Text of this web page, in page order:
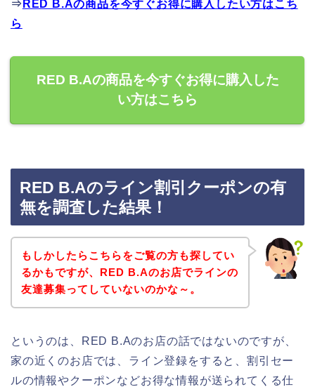
⇒ RED B.Aの商品を今すぐお得に購入したい方はこち
ら
RED B.Aの商品を今すぐお得に購入した
い方はこちら
RED B.Aのライン割引クーポンの有
無を調査した結果！
もしかしたらこちらをご覧の方も探してい
るかもですが、RED B.Aのお店でラインの
友達募集ってしていないのかな～。
というのは、RED B.Aのお店の話ではないのですが、
家の近くのお店では、ライン登録をすると、割引セー
ルの情報やクーポンなどお得な情報が送られてくる仕